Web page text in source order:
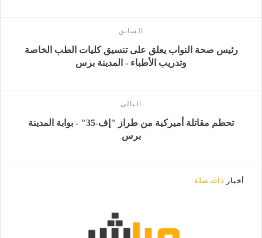
السابق
رئيس صحة النواب يعلق على تنسيق كليات الطب الخاصة
وتدريب الأطباء - المدينة برس
التالى
تحطم مقاتلة أميركية من طراز "إف-35" - بوابة المدينة
برس
أخبار ذات صلة